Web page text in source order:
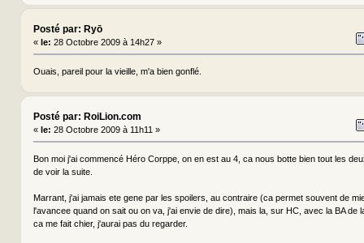
Posté par: Ryō
« le: 28 Octobre 2009 à 14h27 »
Ouais, pareil pour la vieille, m'a bien gonflé.
Posté par: RoiLion.com
« le: 28 Octobre 2009 à 11h11 »
Bon moi j'ai commencé Héro Corppe, on en est au 4, ca nous botte bien tout les
de voir la suite.
Marrant, j'ai jamais ete gene par les spoilers, au contraire (ca permet souvent de
l'avancee quand on sait ou on va, j'ai envie de dire), mais la, sur HC, avec la BA de
ca me fait chier, j'aurai pas du regarder.